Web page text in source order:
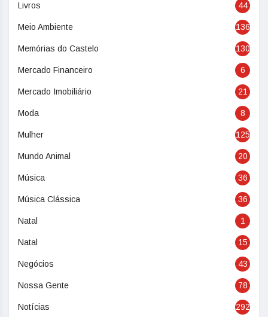
Livros 44
Meio Ambiente 136
Memórias do Castelo 130
Mercado Financeiro 6
Mercado Imobiliário 21
Moda 8
Mulher 125
Mundo Animal 20
Música 36
Música Clássica 36
Natal 1
Natal 15
Negócios 43
Nossa Gente 78
Notícias 292